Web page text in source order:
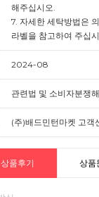
해주십시오.
7. 자세한 세탁방법은
라벨을 참고하여 주십
2024-08
관련법 및 소비자분쟁
(주)배드민턴마켓 고
상품후기 상품